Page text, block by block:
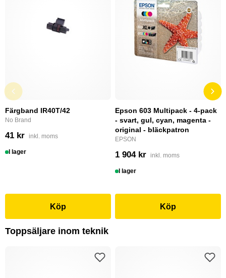
Färgband IR40T/42
No Brand
41 kr inkl. moms
I lager
Köp
Epson 603 Multipack - 4-pack
- svart, gul, cyan, magenta -
original - bläckpatron
EPSON
1 904 kr inkl. moms
I lager
Köp
Toppsäljare inom teknik